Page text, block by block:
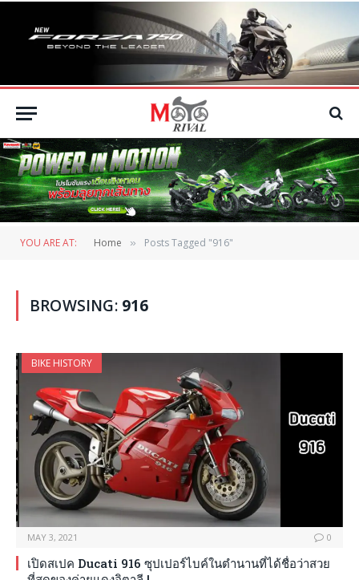
YOU ARE AT: Home » Posts Tagged "916"
BROWSING: 916
BIKE HISTORY
MAY 3, 2021 0
เปิดสเปค Ducati 916 ซุปเปอร์ไบค์ในตำนานที่ได้ชื่อว่าสวย